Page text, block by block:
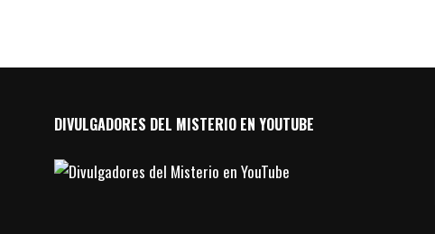
DIVULGADORES DEL MISTERIO EN YOUTUBE